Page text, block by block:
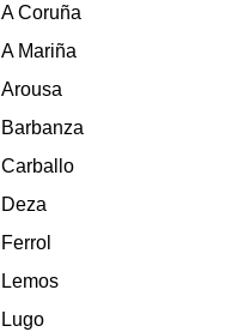
A Coruña
A Mariña
Arousa
Barbanza
Carballo
Deza
Ferrol
Lemos
Lugo